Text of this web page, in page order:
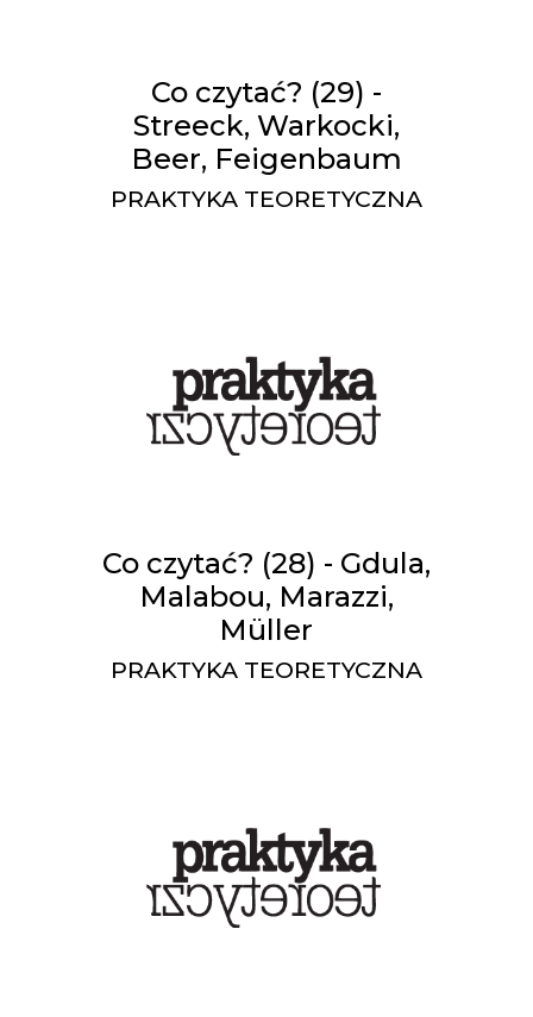
Co czytać? (29) -
Streeck, Warkocki,
Beer, Feigenbaum
PRAKTYKA TEORETYCZNA
Co czytać? (28) - Gdula,
Malabou, Marazzi,
Müller
PRAKTYKA TEORETYCZNA